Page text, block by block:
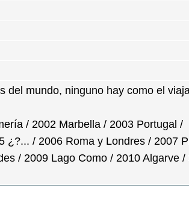
del mundo, ninguno hay como el
/ 2002 Marbella / 2003 Portugal /
¿?... / 2006 Roma y Londres / 2007
/ 2009 Lago Como / 2010 Algarve